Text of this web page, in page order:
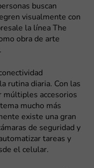
buscan
visualmente con
la línea The
obra de arte
rutina diaria. Con las
múltiples accesorios
mucho más
existe una gran
de seguridad y
tareas y
el celular.